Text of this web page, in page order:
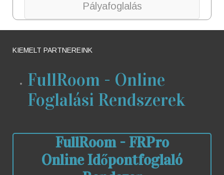
Pályafoglalás
KIEMELT PARTNEREINK
FullRoom - Online
Foglalási Rendszerek
FullRoom - FRPro
Online Időpontfoglaló